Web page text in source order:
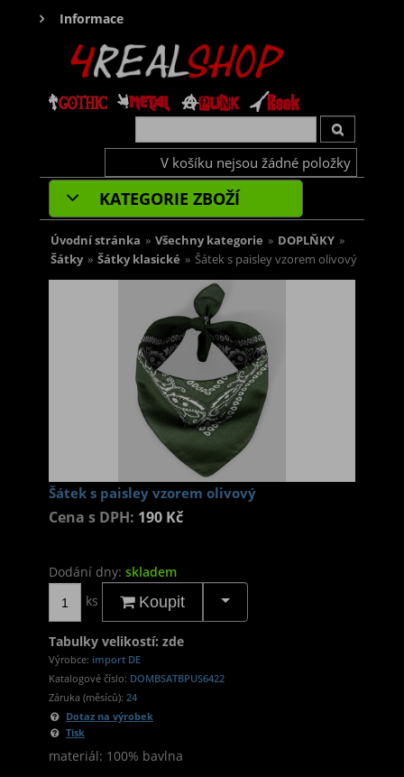
Informace
V košíku nejsou žádné položky
KATEGORIE ZBOŽÍ
Úvodní stránka » Všechny kategorie » DOPLŇKY »
Šátky » Šátky klasické » Šátek s paisley vzorem olivový
Šátek s paisley vzorem olivový
Cena s DPH: 190 Kč
Dodání dny: skladem
ks
Koupit
Tabulky velikostí: zde
Výrobce: import DE
Katalogové číslo: DOMBSATBPUS6422
Záruka (měsíců): 24
Dotaz na výrobek
Tisk
materiál: 100% bavlna